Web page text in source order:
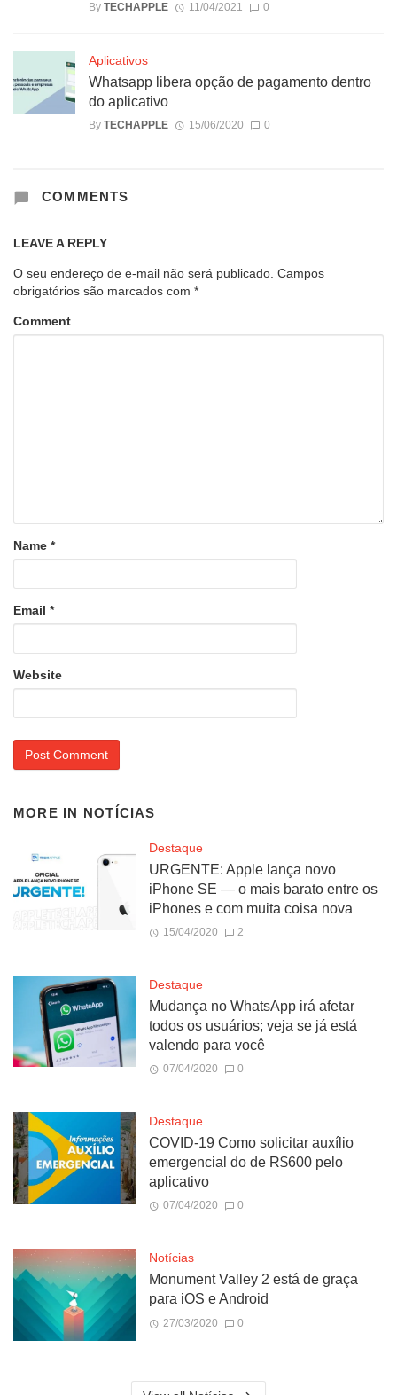
By TECHAPPLE 11/04/2021 0
Aplicativos
Whatsapp libera opção de pagamento dentro
do aplicativo
By TECHAPPLE 15/06/2020 0
COMMENTS
LEAVE A REPLY
O seu endereço de e-mail não será publicado. Campos
obrigatórios são marcados com *
Comment
Name *
Email *
Website
MORE IN NOTÍCIAS
Destaque
URGENTE: Apple lança novo
iPhone SE — o mais barato entre os
iPhones e com muita coisa nova
15/04/2020 2
Destaque
Mudança no WhatsApp irá afetar
todos os usuários; veja se já está
valendo para você
07/04/2020 0
Destaque
COVID-19 Como solicitar auxílio
emergencial do de R$600 pelo
aplicativo
07/04/2020 0
Notícias
Monument Valley 2 está de graça
para iOS e Android
27/03/2020 0